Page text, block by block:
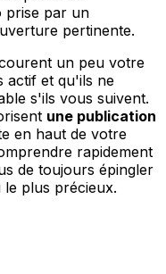
prise par un
pertinente.
un peu votre
actif et qu'ils ne
s'ils vous suivent.
une publication
en haut de votre
rapidement
de toujours épingler
plus précieux.